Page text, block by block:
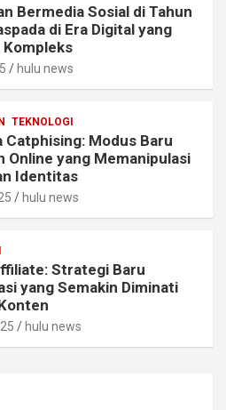
Bermedia Sosial di Tahun
di Era Digital yang
Kompleks
hulu news
TEKNOLOGI
Catphising: Modus Baru
Online yang Memanipulasi
Identitas
hulu news
Strategi Baru
yang Semakin Diminati
hulu news